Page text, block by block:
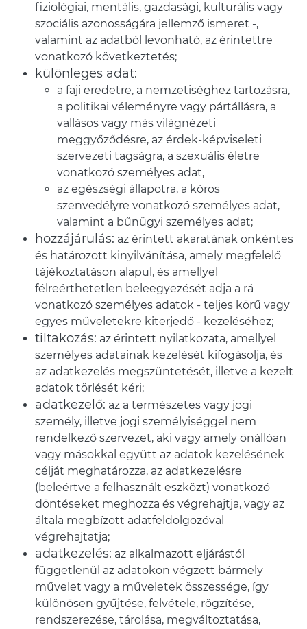
fiziológiai, mentális, gazdasági, kulturális vagy
szociális azonosságára jellemző ismeret -,
valamint az adatból levonható, az érintettre
vonatkozó következtetés;
különleges adat:
a faji eredetre, a nemzetiséghez tartozásra,
a politikai véleményre vagy pártállásra, a
vallásos vagy más világnézeti
meggyőződésre, az érdek-képviseleti
szervezeti tagságra, a szexuális életre
vonatkozó személyes adat,
az egészségi állapotra, a kóros
szenvedélyre vonatkozó személyes adat,
valamint a bűnügyi személyes adat;
hozzájárulás: az érintett akaratának önkéntes
és határozott kinyilvánítása, amely megfelelő
tájékoztatáson alapul, és amellyel
félreérthetetlen beleegyezését adja a rá
vonatkozó személyes adatok - teljes körű vagy
egyes műveletekre kiterjedő - kezeléséhez;
tiltakozás: az érintett nyilatkozata, amellyel
személyes adatainak kezelését kifogásolja, és
az adatkezelés megszüntetését, illetve a kezelt
adatok törlését kéri;
adatkezelő: az a természetes vagy jogi
személy, illetve jogi személyiséggel nem
rendelkező szervezet, aki vagy amely önállóan
vagy másokkal együtt az adatok kezelésének
célját meghatározza, az adatkezelésre
(beleértve a felhasznált eszközt) vonatkozó
döntéseket meghozza és végrehajtja, vagy az
általa megbízott adatfeldolgozóval
végrehajtatja;
adatkezelés: az alkalmazott eljárástól
függetlenül az adatokon végzett bármely
művelet vagy a műveletek összessége, így
különösen gyűjtése, felvétele, rögzítése,
rendszerezése, tárolása, megváltoztatása,